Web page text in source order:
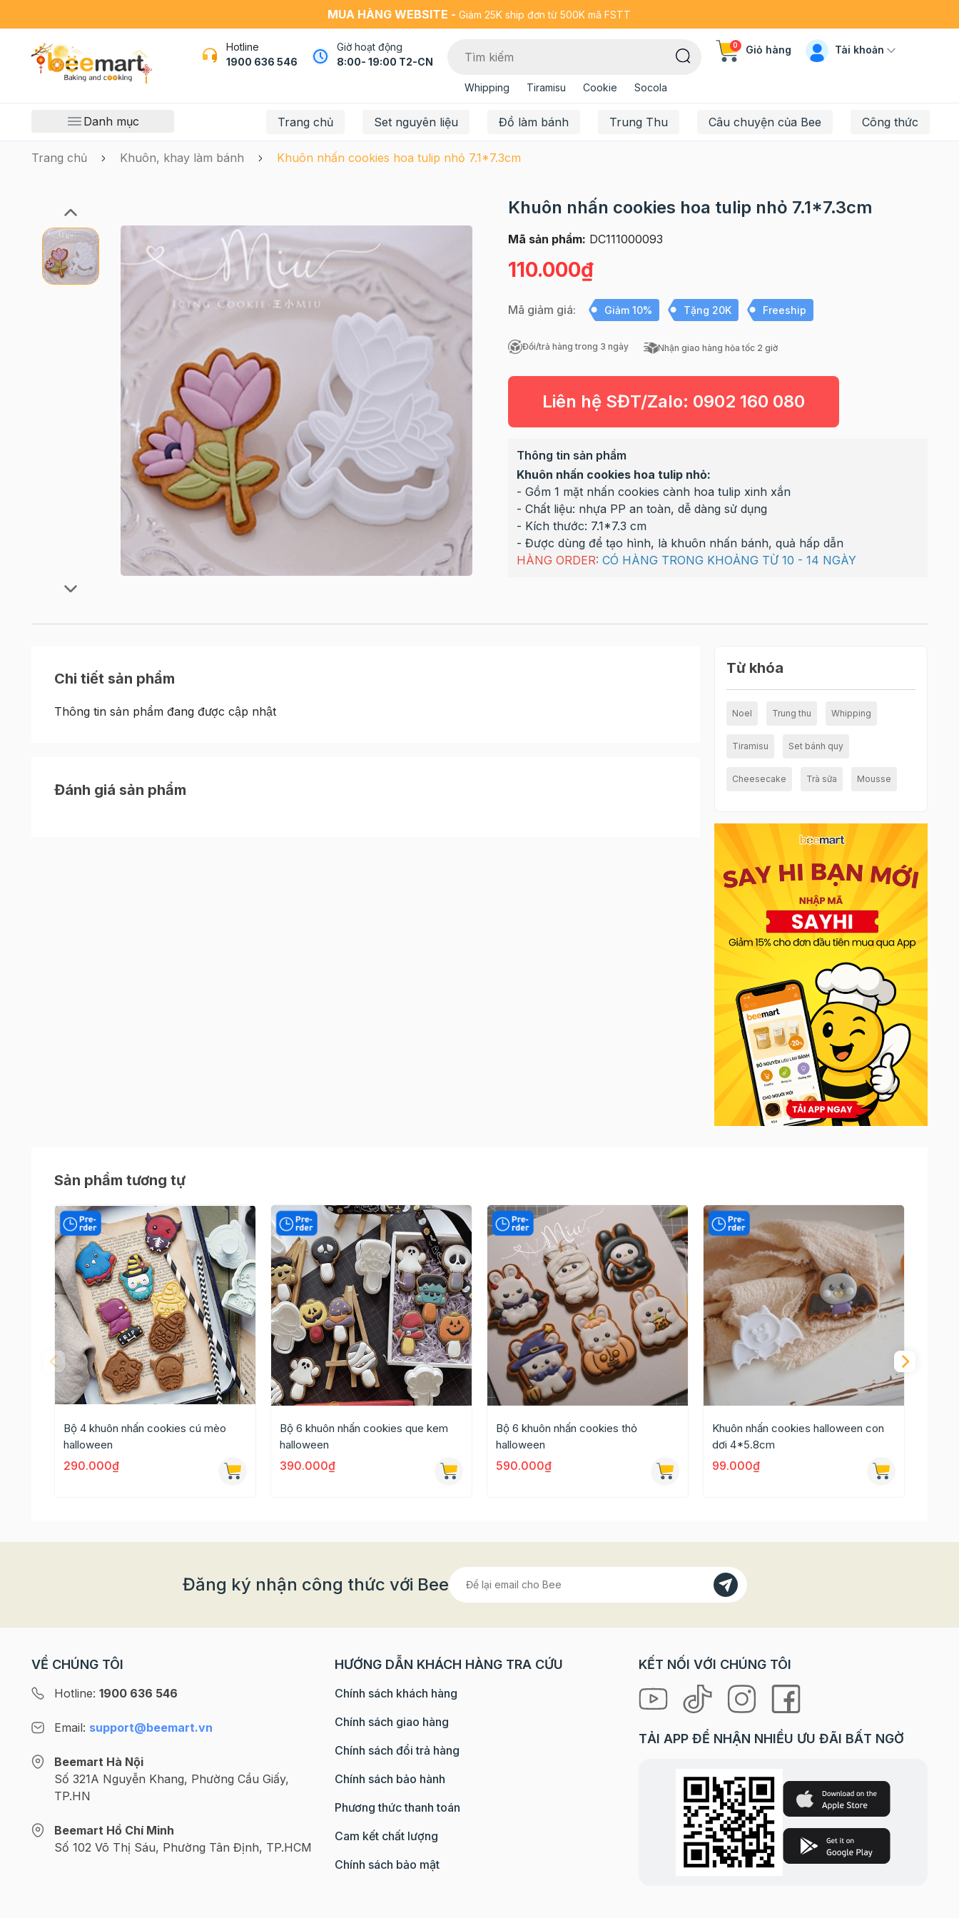
MUA HÀNG WEBSITE - Giảm 25K ship đơn từ 500K mã FSTT
Hotline
1900 636 546
Giờ hoạt động
8:00- 19:00 T2-CN
Whipping Tiramisu Cookie Socola
0 Giỏ hàng Tài khoản
Danh mục Trang chủ Set nguyên liệu Đồ làm bánh Trung Thu Câu chuyện của Bee Công thức
Trang chủ Khuôn, khay làm bánh Khuôn nhấn cookies hoa tulip nhỏ 7.1*7.3cm
Khuôn nhấn cookies hoa tulip nhỏ 7.1*7.3cm
Mã sản phẩm: DC111000093
110.000₫
Mã giảm giá: Giảm 10% Tặng 20K Freeship
Đổi/trả hàng trong 3 ngày Nhận giao hàng hỏa tốc 2 giờ
Liên hệ SĐT/Zalo: 0902 160 080
Thông tin sản phẩm
Khuôn nhấn cookies hoa tulip nhỏ:
- Gồm 1 mặt nhấn cookies cành hoa tulip xinh xắn
- Chất liệu: nhựa PP an toàn, dễ dàng sử dụng
- Kích thước: 7.1*7.3 cm
- Được dùng để tạo hình, là khuôn nhấn bánh, quả hấp dẫn
HÀNG ORDER: CÓ HÀNG TRONG KHOẢNG TỪ 10 - 14 NGÀY
Chi tiết sản phẩm
Thông tin sản phẩm đang được cập nhật
Đánh giá sản phẩm
Từ khóa
Noel Trung thu Whipping
Tiramisu Set bánh quy
Cheesecake Trà sữa Mousse
Sản phẩm tương tự
Bộ 4 khuôn nhấn cookies cú mèo
halloween
290.000₫
Bộ 6 khuôn nhấn cookies que kem
halloween
390.000₫
Bộ 6 khuôn nhấn cookies thỏ
halloween
590.000₫
Khuôn nhấn cookies halloween con
dơi 4*5.8cm
99.000₫
Đăng ký nhận công thức với Bee
VỀ CHÚNG TÔI
Hotline: 1900 636 546
Email: support@beemart.vn
Beemart Hà Nội
Số 321A Nguyễn Khang, Phường Cầu Giấy,
TP.HN
Beemart Hồ Chí Minh
Số 102 Võ Thị Sáu, Phường Tân Định, TP.HCM
HƯỚNG DẪN KHÁCH HÀNG TRA CỨU
Chính sách khách hàng
Chính sách giao hàng
Chính sách đổi trả hàng
Chính sách bảo hành
Phương thức thanh toán
Cam kết chất lượng
Chính sách bảo mật
KẾT NỐI VỚI CHÚNG TÔI
TẢI APP ĐỂ NHẬN NHIỀU ƯU ĐÃI BẤT NGỜ